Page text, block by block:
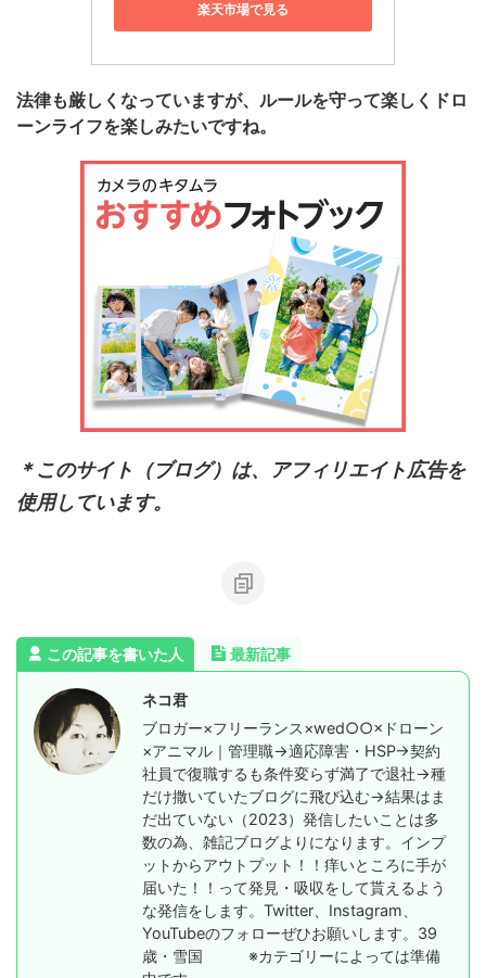
楽天市場で見る
法律も厳しくなっていますが、ルールを守って楽しくドロ
ーンライフを楽しみたいですね。
＊このサイト（ブログ）は、アフィリエイト広告を
使用しています。
この記事を書いた人 最新記事
ネコ君
ブロガー×フリーランス×wed○○×ドローン
×アニマル｜管理職→適応障害・HSP→契約
社員で復職するも条件変らず満了で退社→種
だけ撒いていたブログに飛び込む→結果はま
だ出ていない（2023）発信したいことは多
数の為、雑記ブログよりになります。インプ
ットからアウトプット！！痒いところに手が
届いた！！って発見・吸収をして貰えるよう
な発信をします。Twitter、Instagram、
YouTubeのフォローぜひお願いします。39
歳・雪国 ※カテゴリーによっては準備